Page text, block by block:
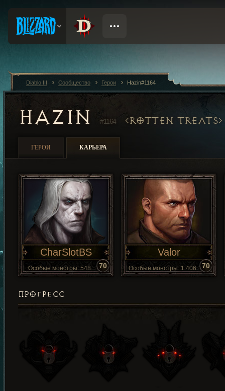
HAZIN#1164 ROTTEN TREATS
ГЕРОИ КАРЬЕРА
CharSlotBS
Особые монстры: 548 70
Valor
Особые монстры: 1 406 70
ПРОГРЕСС
Diablo III Сообщество Герои Hazin#1164